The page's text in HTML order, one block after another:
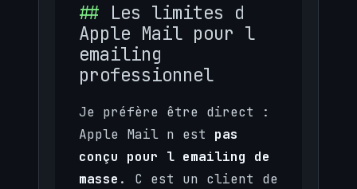
Les limites d
Apple Mail pour l
emailing
professionnel
Je préfère être direct :
Apple Mail n est pas
conçu pour l emailing de
masse . C est un client de